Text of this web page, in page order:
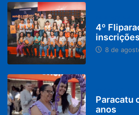
4º
8 de
Paracatu
anos